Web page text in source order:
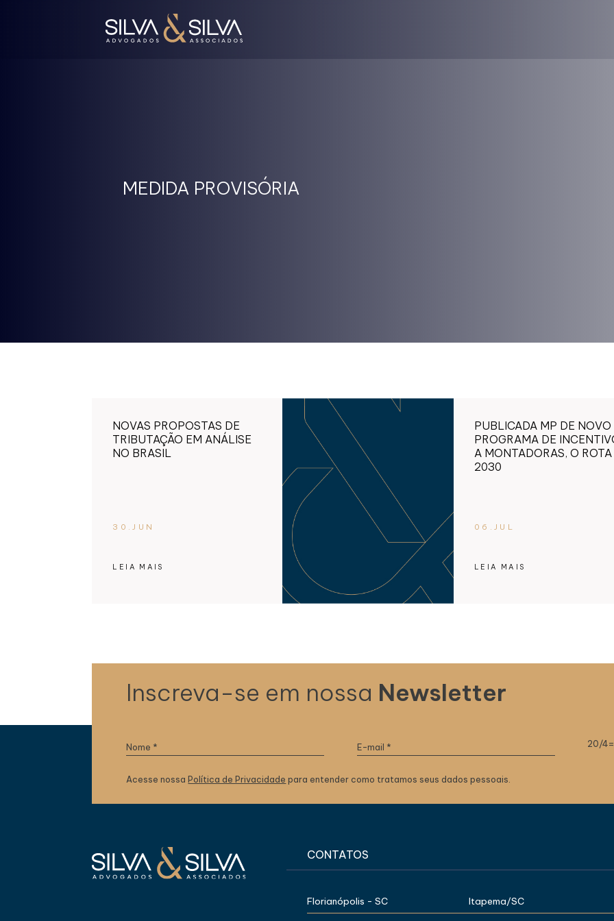
MEDIDA PROVISÓRIA
NOVAS PROPOSTAS DE
TRIBUTAÇÃO EM ANÁLISE
NO BRASIL
30.JUN
LEIA MAIS
PUBLICADA MP DE NOVO
PROGRAMA DE
A MONTADORAS, O ROTA
2030
06.JUL
LEIA MAIS
Inscreva-se em nossa Newsletter
20/
Acesse nossa Política de Privacidade para entender como tratamos seus dados pessoais.
CONTATOS
Florianópolis - SC Itapema/SC